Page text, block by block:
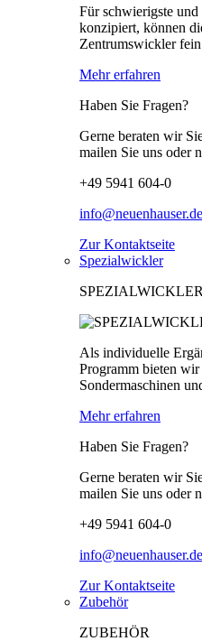
Für schwierigste
konzipiert, können
Zentrumswickler
Mehr erfahren
Haben Sie Fragen?
Gerne beraten wir
mailen Sie uns oder
+49 5941 604-0
info@neuenhauser.de
Zur Kontaktseite
Spezialwickler
SPEZIALWICKLER
Als individuelle
Programm bieten
Sondermaschinen
Mehr erfahren
Haben Sie Fragen?
Gerne beraten wir
mailen Sie uns oder
+49 5941 604-0
info@neuenhauser.de
Zur Kontaktseite
Zubehör
ZUBEHÖR